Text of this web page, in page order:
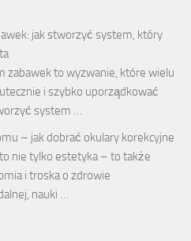
jak stworzyć system, który
zabawek to wyzwanie, które wielu
i szybko uporządkować
system …
– jak dobrać okulary korekcyjne
nie tylko estetyka – to także
i troska o zdrowie
nauki …